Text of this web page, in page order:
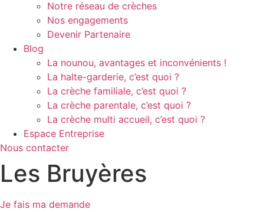
Notre réseau de crèches
Nos engagements
Devenir Partenaire
Blog
La nounou, avantages et inconvénients !
La halte-garderie, c’est quoi ?
La crèche familiale, c’est quoi ?
La crèche parentale, c’est quoi ?
La crèche multi accueil, c’est quoi ?
Espace Entreprise
Nous contacter
Les Bruyères
Je fais ma demande